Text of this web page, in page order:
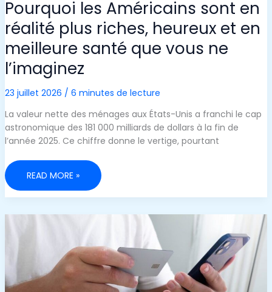
Pourquoi les Américains sont en
réalité plus riches, heureux et en
meilleure santé que vous ne
l’imaginez
23 juillet 2026 / 6 minutes de lecture
La valeur nette des ménages aux États-Unis a franchi le cap
astronomique des 181 000 milliards de dollars à la fin de
l’année 2025. Ce chiffre donne le vertige, pourtant
POURQUOI
AMÉRICAINS
SONT
RÉALITÉ
MEILLEURE
SANTÉ
QUE
READ MORE »